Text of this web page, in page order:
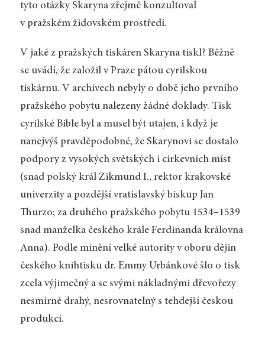
tyto otázky Skaryna zřejmě konzultoval
v pražském židovském prostředí.
V jaké z pražských tiskáren Skaryna tiskl? Běžně
se uvádí, že založil v Praze pátou cyrilskou
tiskárnu. V archívech nebyly o době jeho prvního
pražského pobytu nalezeny žádné doklady. Tisk
cyrilské Bible byl a musel být utajen, i když je
nanejvýš pravděpodobné, že Skarynovi se dostalo
podpory z vysokých světských i církevních míst
(snad polský král Zikmund I., rektor krakovské
univerzity a pozdější vratislavský biskup Jan
Thurzo; za druhého pražského pobytu 1534–1539
snad manželka českého krále Ferdinanda královna
Anna). Podle mínění velké autority v oboru dějin
českého knihtisku dr. Emmy Urbánkové šlo o tisk
zcela výjimečný a se svými nákladnými dřevořezy
nesmírně drahý, nesrovnatelný s tehdejší českou
produkcí.